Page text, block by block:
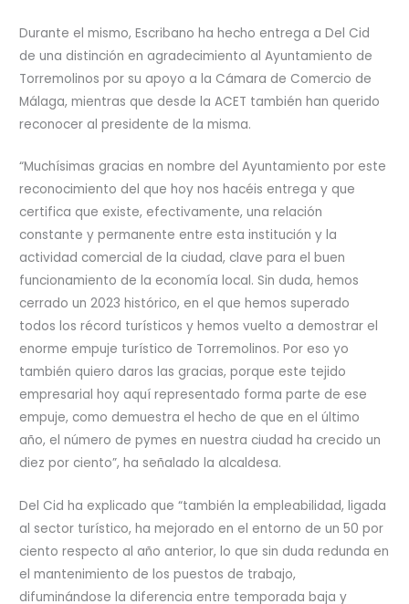
Durante el mismo, Escribano ha hecho entrega a Del Cid
de una distinción en agradecimiento al Ayuntamiento de
Torremolinos por su apoyo a la Cámara de Comercio de
Málaga, mientras que desde la ACET también han querido
reconocer al presidente de la misma.
“Muchísimas gracias en nombre del Ayuntamiento por este
reconocimiento del que hoy nos hacéis entrega y que
certifica que existe, efectivamente, una relación
constante y permanente entre esta institución y la
actividad comercial de la ciudad, clave para el buen
funcionamiento de la economía local. Sin duda, hemos
cerrado un 2023 histórico, en el que hemos superado
todos los récord turísticos y hemos vuelto a demostrar el
enorme empuje turístico de Torremolinos. Por eso yo
también quiero daros las gracias, porque este tejido
empresarial hoy aquí representado forma parte de ese
empuje, como demuestra el hecho de que en el último
año, el número de pymes en nuestra ciudad ha crecido un
diez por ciento”, ha señalado la alcaldesa.
Del Cid ha explicado que “también la empleabilidad, ligada
al sector turístico, ha mejorado en el entorno de un 50 por
ciento respecto al año anterior, lo que sin duda redunda en
el mantenimiento de los puestos de trabajo,
difuminándose la diferencia entre temporada baja y